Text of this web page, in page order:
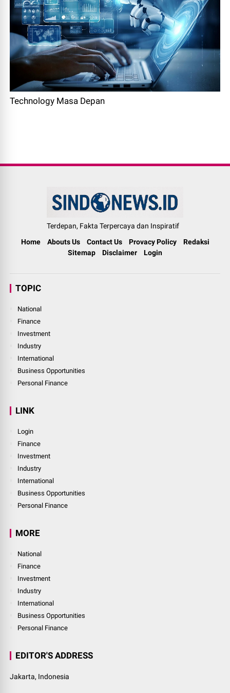
Technology Masa Depan
Terdepan, Fakta Terpercaya dan Inspiratif
Home
Abouts Us Contact Us Provacy Policy
Redaksi
Sitemap
Disclaimer Login
TOPIC
National
Finance
Investment
Industry
International
Business Opportunities
Personal Finance
LINK
Login
Finance
Investment
Industry
International
Business Opportunities
Personal Finance
MORE
National
Finance
Investment
Industry
International
Business Opportunities
Personal Finance
EDITOR'S ADDRESS
Jakarta, Indonesia